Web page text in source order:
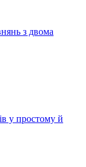
з двома
у простому й